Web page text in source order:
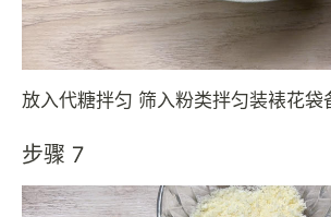
放入代糖拌匀 筛入粉类拌匀装裱花袋
步骤 7